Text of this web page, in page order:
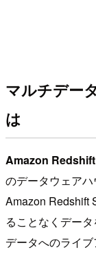
マルチデー
は
Amazon Redshift
のデータウェアハ
Amazon Redshift
ることなくデー
データへのライ